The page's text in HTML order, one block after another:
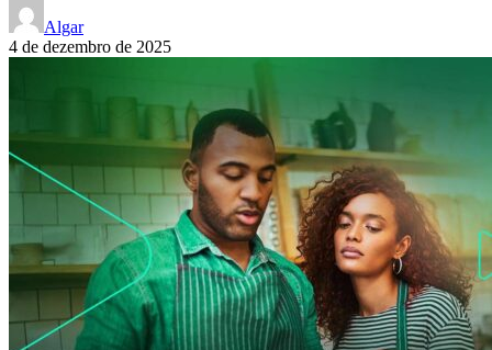
Algar
4 de dezembro de 2025